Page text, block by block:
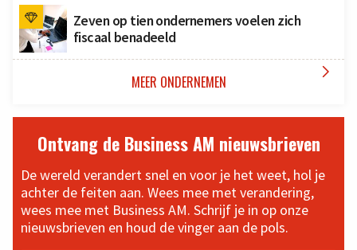
Zeven op tien ondernemers voelen zich
fiscaal benadeeld
MEER ONDERNEMEN 
Ontvang de Business AM nieuwsbrieven
De wereld verandert snel en voor je het weet, hol je
achter de feiten aan. Wees mee met verandering,
wees mee met Business AM. Schrijf je in op onze
nieuwsbrieven en houd de vinger aan de pols.